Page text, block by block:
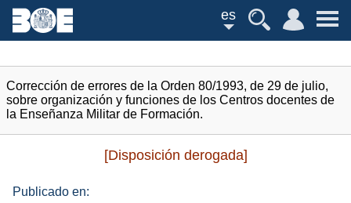
es
Corrección de errores de la Orden 80/1993, de 29 de julio,
sobre organización y funciones de los Centros docentes de
la Enseñanza Militar de Formación.
[Disposición derogada]
Publicado en: